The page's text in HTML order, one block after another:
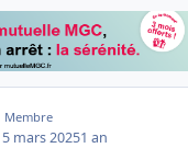
Membre
5 mars 20251 an